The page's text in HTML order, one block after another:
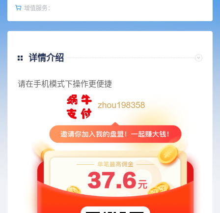
增值服务：
详情介绍
请在手机模式下操作更便捷